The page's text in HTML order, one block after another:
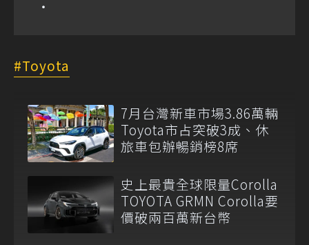
Toyota
7月台灣新車市場3.86萬輛
Toyota市占突破3成、休
旅車包辦暢銷榜8席
史上最貴全球限量Corolla
TOYOTA GRMN Corolla要
價破兩百萬新台幣